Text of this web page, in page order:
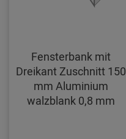
Fensterbank mit
Dreikant Zuschnitt 150
mm Aluminium
walzblank 0,8 mm